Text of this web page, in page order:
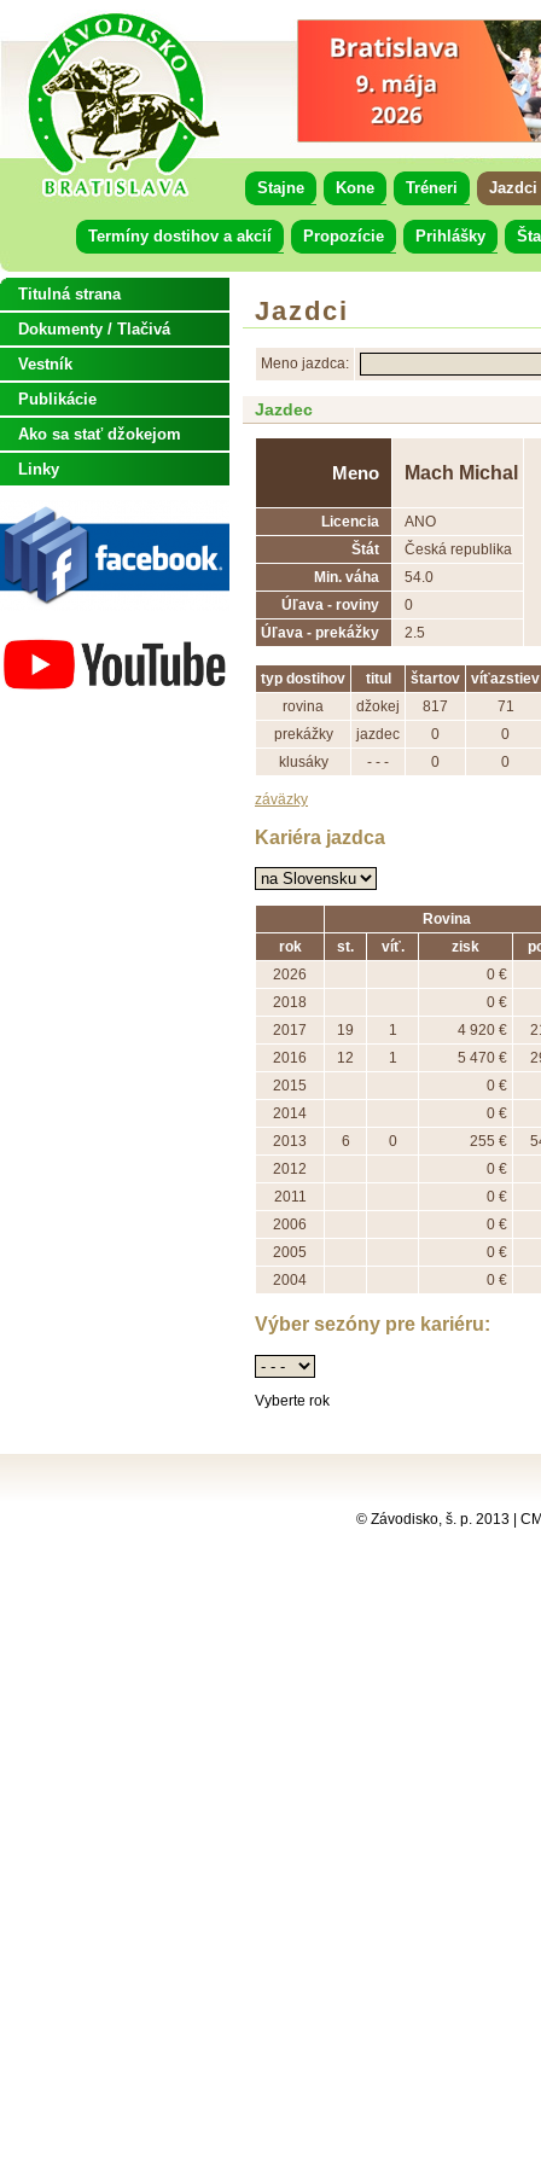
Stajne Kone Tréneri Jazdci
Termíny dostihov a akcií Propozície Prihlášky
Jazdci
Meno jazdca:
Jazdec
Meno Mach Michal
Licencia
ANO
Štát
Česká republika
Min. váha
54.0
Úľava - roviny
0
Úľava - prekážky
2.5
typ dostihov titul štartov
víťazstiev
rovina
džokej 817
71
prekážky
jazdec 0
0
klusáky
- - - 0 0
záväzky
Kariéra jazdca
Rovina
rok
st. víť. zisk
2026
0 €
2018
0 €
2017
19 1 4 920 €
2016
12 1 5 470 €
2015
0 €
2014
0 €
2013
6 0 255 €
2012
0 €
2011
0 €
2006
0 €
2005
0 €
2004
0 €
Výber sezóny pre kariéru:
Vyberte rok
Titulná strana
Dokumenty / Tlačivá
Vestník
Publikácie
Ako sa stať džokejom
Linky
© Závodisko, š. p. 2013 |